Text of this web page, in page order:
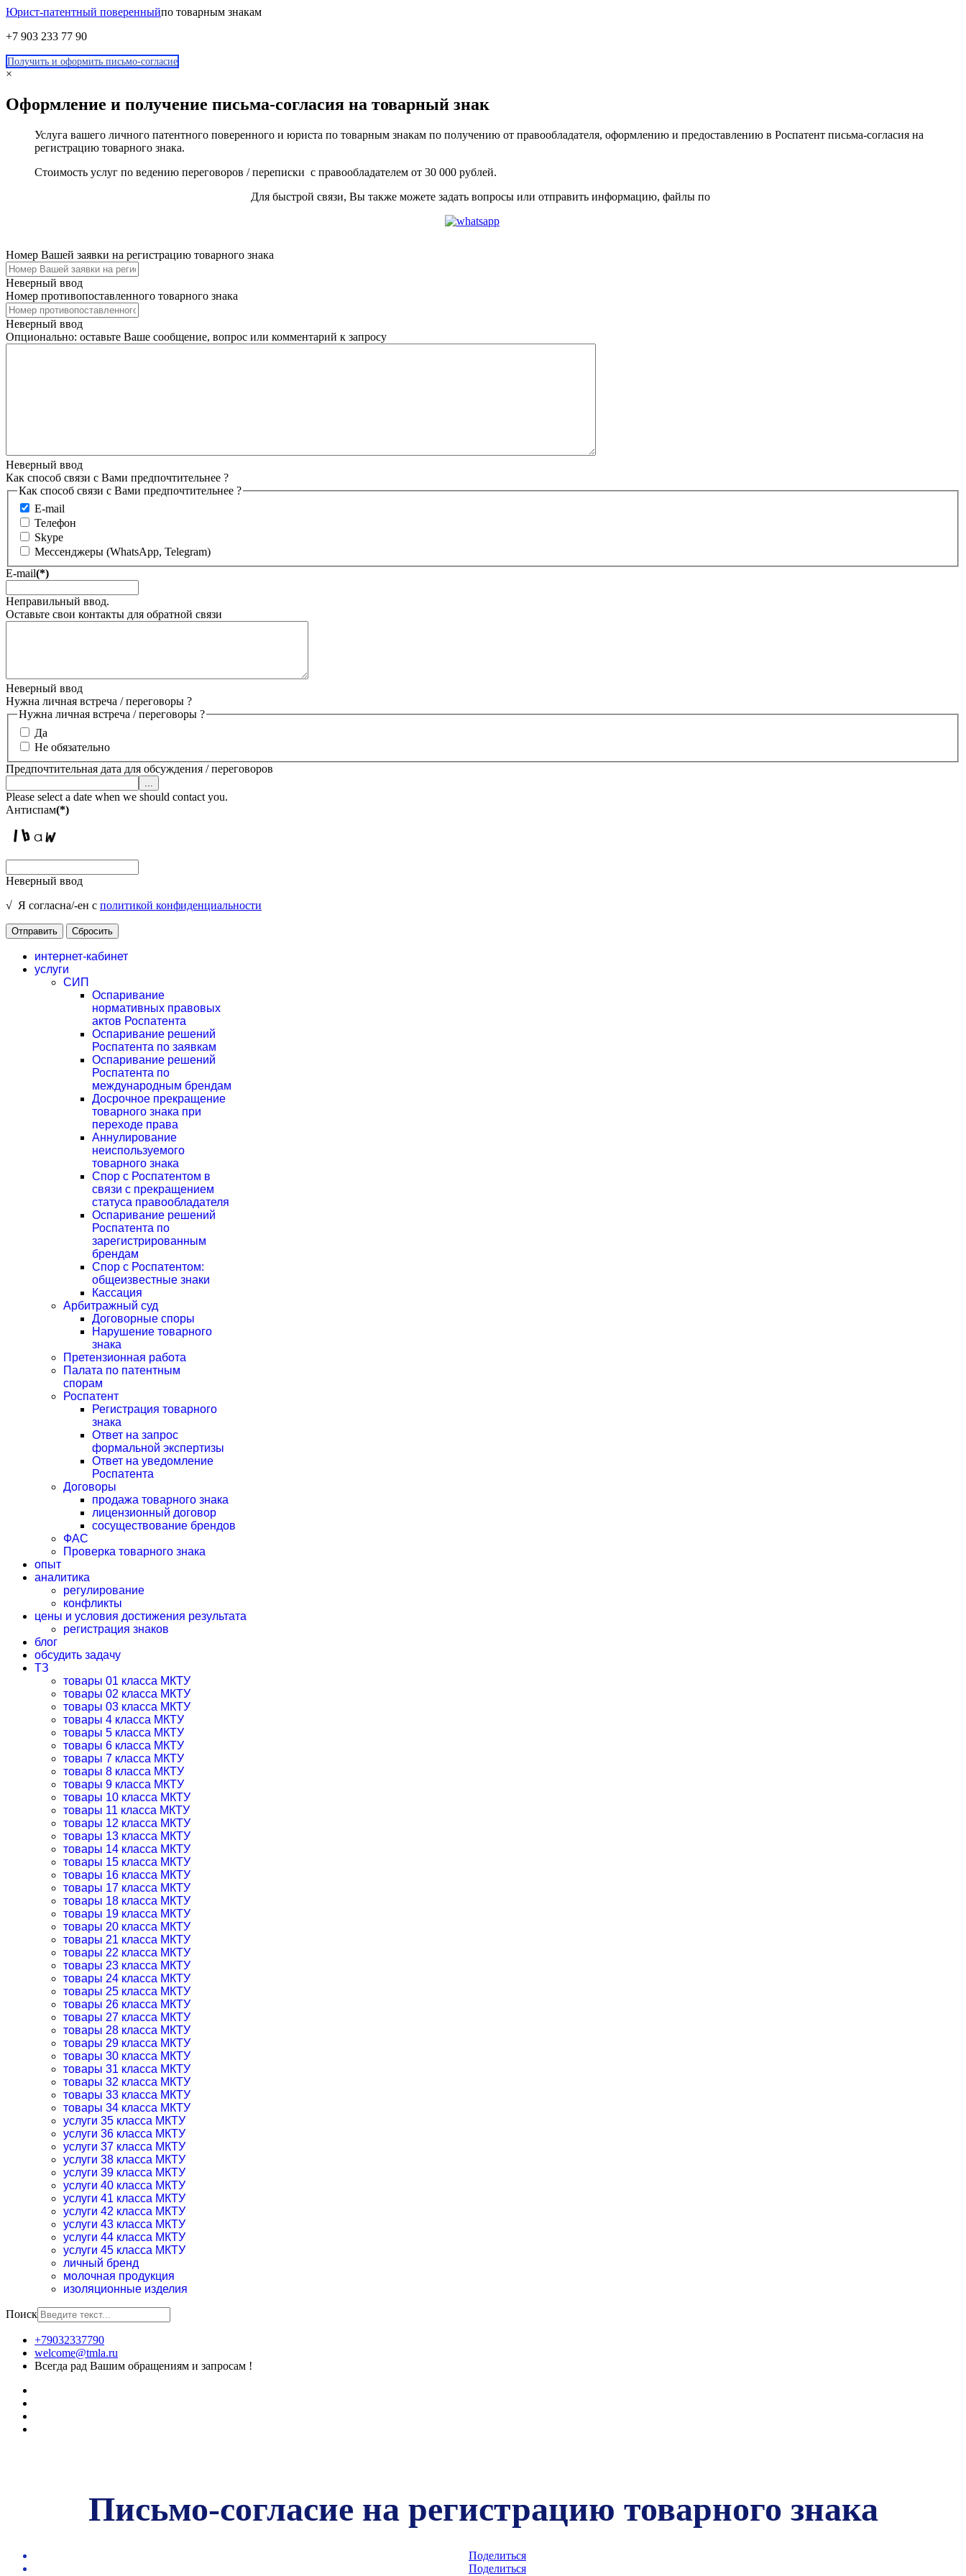
Юрист-патентный поверенныйпо товарным знакам
+7 903 233 77 90
Получить и оформить письмо-согласие
×
Оформление и получение письма-согласия на товарный знак
Услуга вашего личного патентного поверенного и юриста по товарным знакам по получению от правообладателя, оформлению и предоставлению в Роспатент письма-согласия на
регистрацию товарного знака.
Стоимость услуг по ведению переговоров / переписки с правообладателем от 30 000 рублей.
Для быстрой связи, Вы также можете задать вопросы или отправить информацию, файлы по
Номер Вашей заявки на регистрацию товарного знака
Неверный ввод
Номер противопоставленного товарного знака
Неверный ввод
Опционально: оставьте Ваше сообщение, вопрос или комментарий к запросу
Неверный ввод
Как способ связи с Вами предпочтительнее ?
Как способ связи с Вами предпочтительнее ?
E-mail
Телефон
Skype
Мессенджеры (WhatsApp, Telegram)
E-mail(*)
Неправильный ввод.
Оставьте свои контакты для обратной связи
Неверный ввод
Нужна личная встреча / переговоры ?
Нужна личная встреча / переговоры ?
Да
Не обязательно
Предпочтительная дата для обсуждения / переговоров
...
Please select a date when we should contact you.
Антиспам(*)
Неверный ввод
√ Я согласна/-ен с политикой конфиденциальности
Отправить Сбросить
интернет-кабинет
услуги
СИП
Оспаривание
нормативных правовых
актов Роспатента
Оспаривание решений
Роспатента по заявкам
Оспаривание решений
Роспатента по
международным брендам
Досрочное прекращение
товарного знака при
переходе права
Аннулирование
неиспользуемого
товарного знака
Спор с Роспатентом в
связи с прекращением
статуса правообладателя
Оспаривание решений
Роспатента по
зарегистрированным
брендам
Спор с Роспатентом:
общеизвестные знаки
Кассация
Арбитражный суд
Договорные споры
Нарушение товарного
знака
Претензионная работа
Палата по патентным
спорам
Роспатент
Регистрация товарного
знака
Ответ на запрос
формальной экспертизы
Ответ на уведомление
Роспатента
Договоры
продажа товарного знака
лицензионный договор
сосуществование брендов
ФАС
Проверка товарного знака
опыт
аналитика
регулирование
конфликты
цены и условия достижения результата
регистрация знаков
блог
обсудить задачу
ТЗ
товары 01 класса МКТУ
товары 02 класса МКТУ
товары 03 класса МКТУ
товары 4 класса МКТУ
товары 5 класса МКТУ
товары 6 класса МКТУ
товары 7 класса МКТУ
товары 8 класса МКТУ
товары 9 класса МКТУ
товары 10 класса МКТУ
товары 11 класса МКТУ
товары 12 класса МКТУ
товары 13 класса МКТУ
товары 14 класса МКТУ
товары 15 класса МКТУ
товары 16 класса МКТУ
товары 17 класса МКТУ
товары 18 класса МКТУ
товары 19 класса МКТУ
товары 20 класса МКТУ
товары 21 класса МКТУ
товары 22 класса МКТУ
товары 23 класса МКТУ
товары 24 класса МКТУ
товары 25 класса МКТУ
товары 26 класса МКТУ
товары 27 класса МКТУ
товары 28 класса МКТУ
товары 29 класса МКТУ
товары 30 класса МКТУ
товары 31 класса МКТУ
товары 32 класса МКТУ
товары 33 класса МКТУ
товары 34 класса МКТУ
услуги 35 класса МКТУ
услуги 36 класса МКТУ
услуги 37 класса МКТУ
услуги 38 класса МКТУ
услуги 39 класса МКТУ
услуги 40 класса МКТУ
услуги 41 класса МКТУ
услуги 42 класса МКТУ
услуги 43 класса МКТУ
услуги 44 класса МКТУ
услуги 45 класса МКТУ
личный бренд
молочная продукция
изоляционные изделия
Поиск
+79032337790
welcome@tmla.ru
Всегда рад Вашим обращениям и запросам !
Письмо-согласие на регистрацию товарного знака
Поделиться
Поделиться